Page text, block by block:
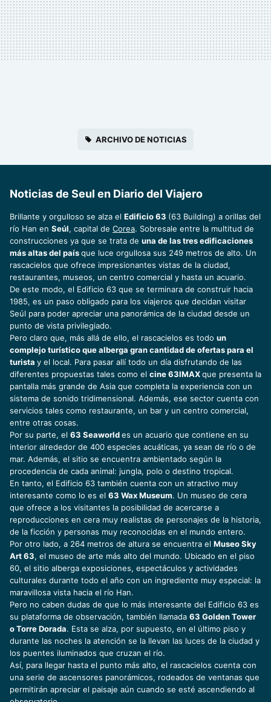
ARCHIVO DE NOTICIAS
Noticias de Seul en Diario del Viajero
Brillante y orgulloso se alza el Edificio 63 (63 Building) a orillas del
río Han en Seúl, capital de Corea. Sobresale entre la multitud de
construcciones ya que se trata de una de las tres edificaciones
más altas del paísque luce orgullosa sus 249 metros de alto. Un
rascacielos que ofrece impresionantes vistas de la ciudad,
restaurantes, museos, un centro comercial y hasta un acuario.
De este modo, el Edificio 63 que se terminara de construir hacia
1985, es un paso obligado para los viajeros que decidan visitar
Seúl para poder apreciar una panorámica de la ciudad desde un
punto de vista privilegiado.
Pero claro que, más allá de ello, el rascacielos es todo un
complejo turístico que alberga gran cantidad de ofertas para el
turista y el local. Para pasar allí todo un día disfrutando de las
diferentes propuestas tales como el cine 63IMAXque presenta la
pantalla más grande de Asia que completa la experiencia con un
sistema de sonido tridimensional. Además, ese sector cuenta con
servicios tales como restaurante, un bar y un centro comercial,
entre otras cosas.
Por su parte, el 63 Seaworldes un acuario que contiene en su
interior alrededor de 400 especies acuáticas, ya sean de río o de
mar. Además, el sitio se encuentra ambientado según la
procedencia de cada animal: jungla, polo o destino tropical.
En tanto, el Edificio 63 también cuenta con un atractivo muy
interesante como lo es el 63 Wax Museum. Un museo de cera
que ofrece a los visitantes la posibilidad de acercarse a
reproducciones en cera muy realistas de personajes de la historia,
de la ficción y personas muy reconocidas en el mundo entero.
Por otro lado, a 264 metros de altura se encuentra el Museo Sky
Art 63, el museo de arte más alto del mundo. Ubicado en el piso
60, el sitio alberga exposiciones, espectáculos y actividades
culturales durante todo el año con un ingrediente muy especial: la
maravillosa vista hacia el río Han.
Pero no caben dudas de que lo más interesante del Edificio 63 es
su plataforma de observación, también llamada 63 Golden Tower
o Torre Dorada. Esta se alza, por supuesto, en el último piso y
durante las noches la atención se la llevan las luces de la ciudad y
los puentes iluminados que cruzan el río.
Así, para llegar hasta el punto más alto, el rascacielos cuenta con
una serie de ascensores panorámicos, rodeados de ventanas que
permitirán apreciar el paisaje aún cuando se esté ascendiendo al